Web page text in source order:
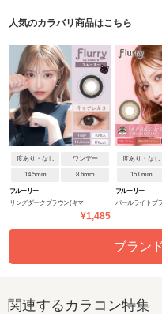
人気のカラバリ商品はこちら
度あり・なし ワンデー
14.5mm 8.6mm
フルーリー
リングダークブラウン(キマ
¥1,485
度あり・なし
15.0mm
フルーリー
パールライトブ
ブラン
関連するカラコン特集